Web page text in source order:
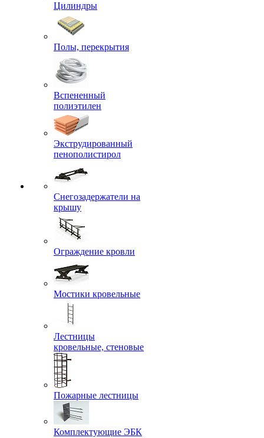
Цилиндры
Полы, перекрытия
Вспененный
полиэтилен
Экструдированный
пенополистирол
Снегозадержатели на
крышу
Ограждение кровли
Мостики кровельные
Лестницы
кровельные, стеновые
Пожарные лестницы
Комплектующие ЭБК